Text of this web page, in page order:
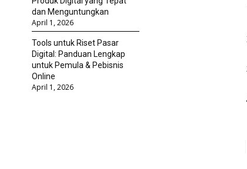
dan Menguntungkan
April 1, 2026
Tools untuk Riset Pasar
Digital: Panduan Lengkap
untuk Pemula & Pebisnis
Online
April 1, 2026